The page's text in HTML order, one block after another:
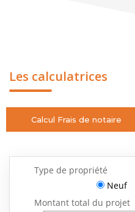
Les calculatrices
Calcul Frais de notaire